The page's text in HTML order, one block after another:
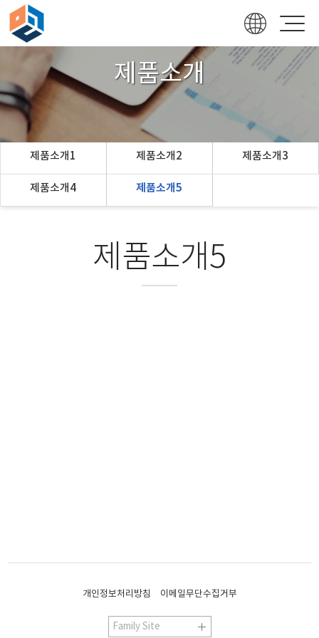
제품소개
제품소개1 제품소개2 제품소개3
제품소개4 제품소개5
제품소개5
개인정보처리방침 이메일무단수집거부